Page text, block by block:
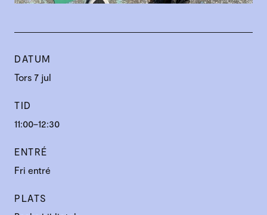
DATUM
Tors 7 jul
TID
11:00–12:30
ENTRÉ
Fri entré
PLATS